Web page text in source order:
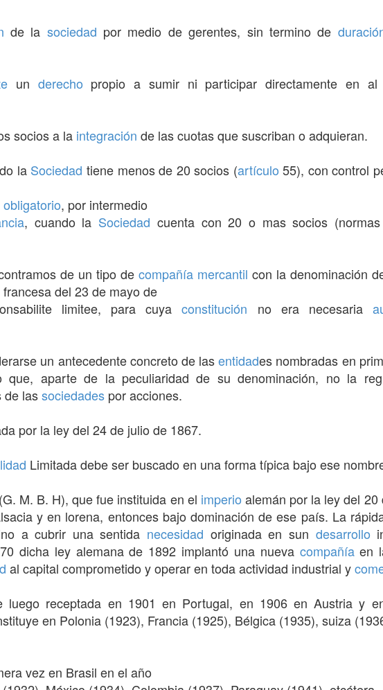
de la sociedad por medio de gerentes, sin termino de
un derecho propio a sumir ni participar directamente en
socios a la integración de las cuotas que suscriban o adquieran.
la Sociedad tiene menos de 20 socios (artículo 55), con control
obligatorio, por intermedio
, cuando la Sociedad cuenta con 20 o mas socios
de un tipo de compañía mercantil con la denominación
del 23 de mayo de
limitee, para cuyaconstitución no era necesaria
un antecedente concreto de lasentidades nombradas en
que, aparte de la peculiaridad de su denominación, no la
de lassociedades por acciones.
por la ley del 24 de julio de 1867.
Limitada debe ser buscado en una forma típica bajo ese
M. B. H), que fue instituida en el imperio alemán por la ley del 20
y en lorena, entonces bajo dominación de ese país. La
a cubrir una sentida necesidad originada en sun desarrollo
dicha ley alemana de 1892 implantó una nueva compañíaen
al capital comprometido y operar en toda actividad industrial y
luego receptada en 1901 en Portugal, en 1906 en Austria y
en Polonia (1923), Francia (1925), Bélgica (1935), suiza
vez en Brasil en el año